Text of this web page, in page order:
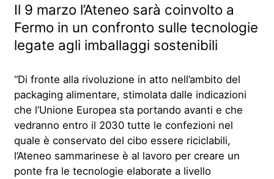
Il 9 marzo l’Ateneo sarà coinvolto a
Fermo in un confronto sulle tecnologie
legate agli imballaggi sostenibili
“Di fronte alla rivoluzione in atto nell’ambito del
packaging alimentare, stimolata dalle indicazioni
che l’Unione Europea sta portando avanti e che
vedranno entro il 2030 tutte le confezioni nel
quale è conservato del cibo essere riciclabili,
l’Ateneo sammarinese è al lavoro per creare un
ponte fra le tecnologie elaborate a livello